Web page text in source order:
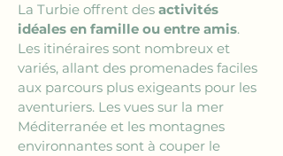
La Turbie offrent des activités
idéales en famille ou entre amis.
Les itinéraires sont nombreux et
variés, allant des promenades faciles
aux parcours plus exigeants pour les
aventuriers. Les vues sur la mer
Méditerranée et les montagnes
environnantes sont à couper le